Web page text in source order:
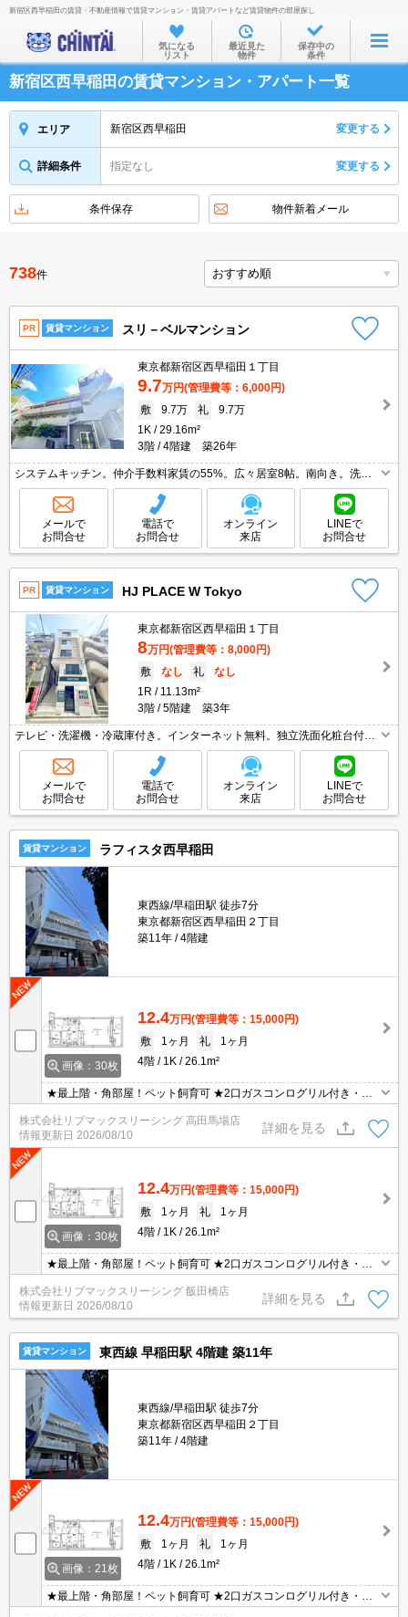
お部屋を探す
沿線・駅から
住所から
物件特集から
不動産会社から
TOP
新宿区西早稲田の賃貸・不動産情報で賃貸マンション・賃貸アパートなど賃貸物件の部屋探し
気になる
リスト
最近見た
物件
保存中の
条件
新宿区西早稲田の賃貸マンション・アパート一覧
エリア 新宿区西早稲田 変更する
詳細条件 指定なし 変更する
条件保存 物件新着メール
738件
PR 賃貸マンション スリ－ベルマンション
東京都新宿区西早稲田１丁目
9.7万円(管理費等：6,000円)
敷
9.7万 礼
9.7万
1K
29.16m²
3階
4階建 築26年
システムキッチン。仲介手数料家賃の55%。広々居室8帖。南向き。洗面
化粧台付き。
メールで
お問合せ
電話で
お問合せ
オンライン
来店
LINEで
お問合せ
PR 賃貸マンション HJ PLACE W Tokyo
東京都新宿区西早稲田１丁目
8万円(管理費等：8,000円)
敷
なし 礼
なし
1R
11.13m²
3階
5階建 築3年
テレビ・洗濯機・冷蔵庫付き。インターネット無料。独立洗面化粧台付
き。温水洗浄便座付き。引越指定業者あり。
メールで
お問合せ
電話で
お問合せ
オンライン
来店
LINEで
お問合せ
賃貸マンション ラフィスタ西早稲田
東西線/早稲田駅 徒歩7分
東京都新宿区西早稲田２丁目
築11年
4階建
画像：30枚
12.4万円(管理費等：15,000円)
敷
1ヶ月 礼
1ヶ月
4階
1K 26.1m²
★最上階・角部屋！ペット飼育可 ★2口ガスコンログリル付き・モ
ニター付きオートロック ★宅配ボックス・浴室乾燥機・温水洗浄便
座 ★初期費用はクレジット決済可能！
株式会社リブマックスリーシング 高田馬場店
情報更新日 2026/08/10
詳細を見る
画像：30枚
12.4万円(管理費等：15,000円)
敷
1ヶ月 礼
1ヶ月
4階
1K 26.1m²
★最上階・角部屋！ペット飼育可 ★2口ガスコンログリル付き・モ
ニター付きオートロック ★宅配ボックス・浴室乾燥機・温水洗浄便
座 ★初期費用はクレジット決済可能！
株式会社リブマックスリーシング 飯田橋店
情報更新日 2026/08/10
詳細を見る
賃貸マンション 東西線 早稲田駅 4階建 築11年
東西線/早稲田駅 徒歩7分
東京都新宿区西早稲田２丁目
築11年
4階建
画像：21枚
12.4万円(管理費等：15,000円)
敷
1ヶ月 礼
1ヶ月
4階
1K 26.1m²
★最上階・角部屋！ペット飼育可 ★2口ガスコンログリル付き・モ
ニター付きオートロック ★宅配ボックス・浴室乾燥機・温水洗浄便